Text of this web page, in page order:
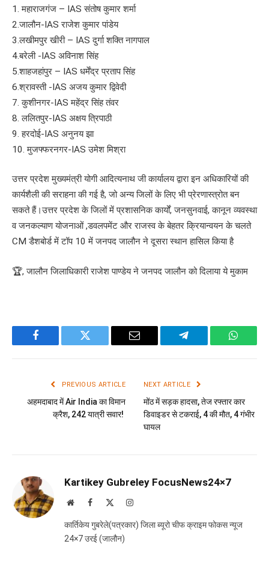
1. महाराजगंज – IAS संतोष कुमार शर्मा
2.जालौन-IAS राजेश कुमार पांडेय
3.लखीमपुर खीरी – IAS दुर्गा शक्ति नागपाल
4.बरेली -IAS अविनाश सिंह
5.शाहजहांपुर – IAS धर्मेंद्र प्रताप सिंह
6.श्रावस्ती -IAS अजय कुमार द्विवेदी
7. कुशीनगर-IAS महेंद्र सिंह तंवर
8. ललितपुर-IAS अक्षय त्रिपाठी
9. हरदोई-IAS अनुनय झा
10. मुजफ्फरनगर-IAS उमेश मिश्रा
उत्तर प्रदेश मुख्यमंत्री योगी आदित्यनाथ जी कार्यालय द्वारा इन अधिकारियों की
कार्यशैली की सराहना की गई है, जो अन्य जिलों के लिए भी प्रेरणास्त्रोत बन
सकते हैं।उत्तर प्रदेश के जिलों में प्रशासनिक कार्यों, जनसुनवाई, कानून व्यवस्था
व जनकल्याण योजनाओं ,डवलपमेंट और राजस्व के बेहतर क्रियान्वयन के चलते
CM डैशबोर्ड में टॉप 10 में जनपद जालौन ने दूसरा स्थान हासिल किया है
🏆, जालौन जिलाधिकारी राजेश पाण्डेय ने जनपद जालौन को दिलाया ये मुकाम
Facebook Twitter Email Telegram
PREVIOUS ARTICLE
अहमदाबाद में Air India का विमान
क्रैश, 242 यात्री सवार!
NEXT ARTICLE
मोंठ में सड़क हादसा, तेज रफ्तार कार
डिवाइडर से टकराई, 4 की मौत, 4 गंभीर
घायल
Kartikey Gubreley FocusNews24×7
WebsiteFacebook Instagram
कार्तिकेय गुबरेले(पत्रकार) जिला ब्यूरो चीफ क्राइम फोकस न्यूज
24×7 उरई (जालौन)